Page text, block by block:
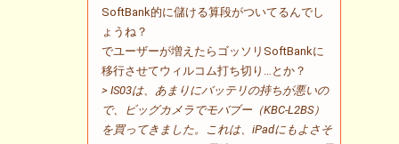
SoftBank的に儲ける算段がついてるんでし
ょうね？
でユーザーが増えたらゴッソリSoftBankに
移行させてウィルコム打ち切り…とか？
> IS03は、あまりにバッテリの持ちが悪いの
で、ビッグカメラでモバブー（KBC-L2BS）
を買ってきました。これは、iPadにもよさそ